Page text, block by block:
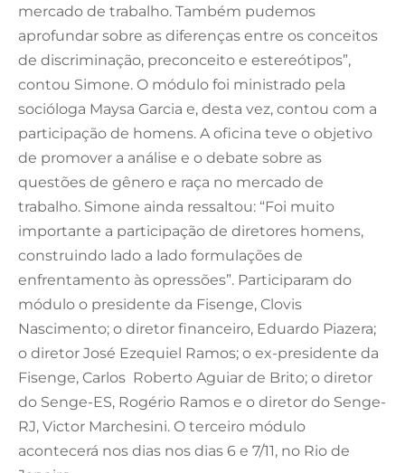
mercado de trabalho. Também pudemos
aprofundar sobre as diferenças entre os conceitos
de discriminação, preconceito e estereótipos”,
contou Simone. O módulo foi ministrado pela
socióloga Maysa Garcia e, desta vez, contou com a
participação de homens. A oficina teve o objetivo
de promover a análise e o debate sobre as
questões de gênero e raça no mercado de
trabalho. Simone ainda ressaltou: “Foi muito
importante a participação de diretores homens,
construindo lado a lado formulações de
enfrentamento às opressões”. Participaram do
módulo o presidente da Fisenge, Clovis
Nascimento; o diretor financeiro, Eduardo Piazera;
o diretor José Ezequiel Ramos; o ex-presidente da
Fisenge, Carlos Roberto Aguiar de Brito; o diretor
do Senge-ES, Rogério Ramos e o diretor do Senge-
RJ, Victor Marchesini. O terceiro módulo
acontecerá nos dias nos dias 6 e 7/11, no Rio de